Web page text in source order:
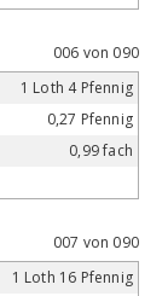
006 von 090
1 Loth 4 Pfennig
0,27 Pfennig
0,99 fach
007 von 090
1 Loth 16 Pfennig